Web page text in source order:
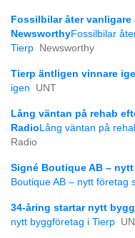
Fossilbilar åter
NewsworthyFossilbilar
Tierp
Newsworthy
Tierp äntligen vinnare
igen
UNT
Lång väntan på rehab
Radio Lång väntan på
Radio
Signé Boutique AB –
Boutique AB – nytt företag
34-åring startar nytt
nytt byggföretag i Tierp